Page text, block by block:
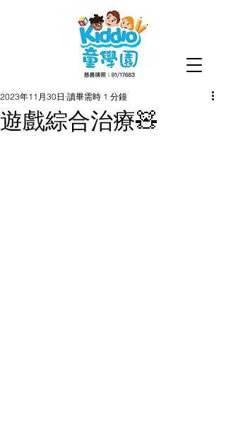
遊戲綜合治療🧸
2023年11月30日 讀畢需時 1 分鐘